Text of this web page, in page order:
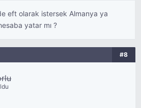
eft olarak istersek Almanya ya
yatar mı ?
#8